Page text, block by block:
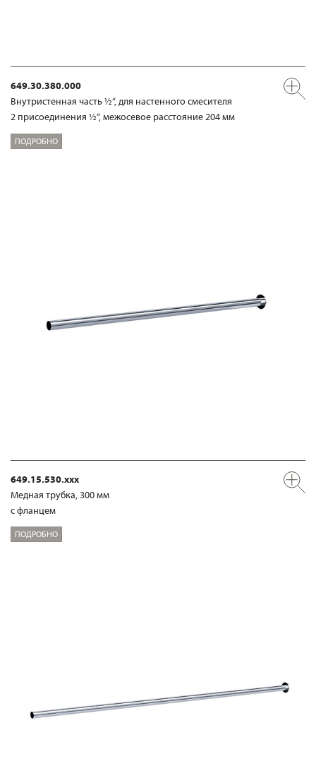
649.30.380.000
Внутристенная часть ½“, для настенного смесителя
2 присоединения ½“, межосевое расстояние 204 мм
ПОДРОБНО
649.15.530.xxx
Медная трубка, 300 мм
с фланцем
ПОДРОБНО